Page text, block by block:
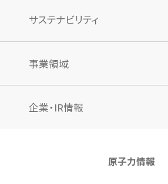
サステナビリティ
事業領域
企業・IR情報
原子力情報